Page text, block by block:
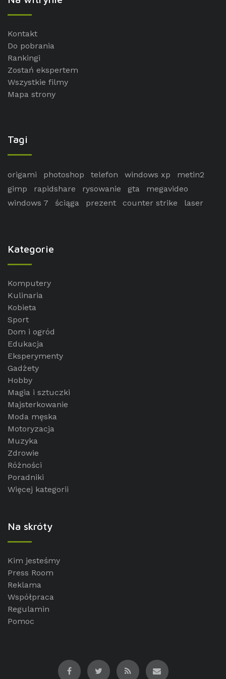
Kontakt
Do pobrania
Rankingi
Zostań ekspertem
Wszystkie filmy
Mapa strony
Tagi
origami photoshop telefon windows xp
metin2
gimp
rapidshare rysowanie gta
megavideo
windows 7
ściąga prezent counter strike laser
Kategorie
Komputery
Kulinaria
Kobieta
Sport
Dom i ogród
Edukacja
Eksperymenty
Gadżety
Hobby
Magia i sztuczki
Majsterkowanie
Moda męska
Motoryzacja
Muzyka
Zdrowie
Różności
Poradniki
Więcej kategorii
Na skróty
Kim jesteśmy
Press Room
Reklama
Współpraca
Regulamin
Pomoc